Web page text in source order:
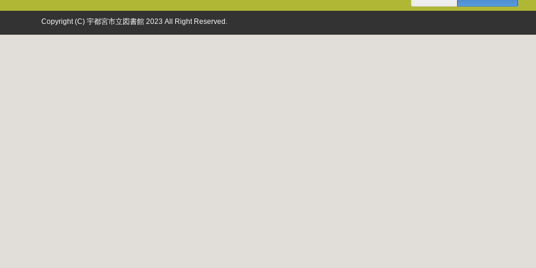
Copyright (C) 宇都宮市立図書館 2023 All Right Reserved.